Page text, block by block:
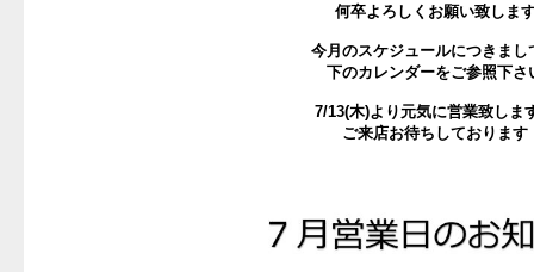
何卒よろしくお願い致しま
今月のスケジュールにつきまし
下のカレンダーをご参照下さ
7/13(木)より元気に営業致しま
ご来店お待ちしております